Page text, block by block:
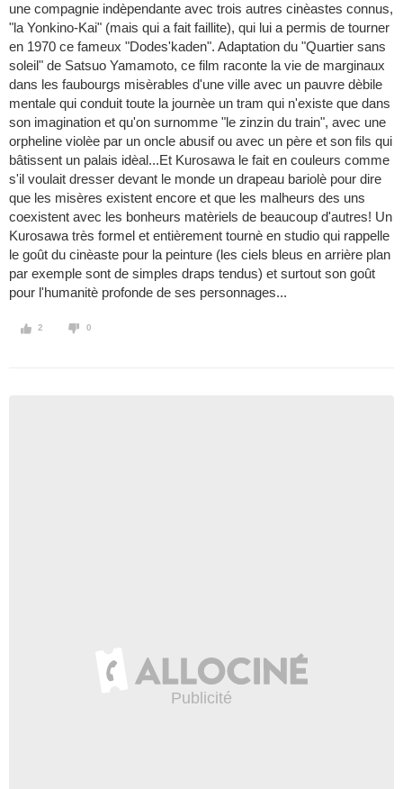
une compagnie indèpendante avec trois autres cinèastes connus,
"la Yonkino-Kai" (mais qui a fait faillite), qui lui a permis de tourner
en 1970 ce fameux "Dodes'kaden". Adaptation du "Quartier sans
soleil" de Satsuo Yamamoto, ce film raconte la vie de marginaux
dans les faubourgs misèrables d'une ville avec un pauvre dèbile
mentale qui conduit toute la journèe un tram qui n'existe que dans
son imagination et qu'on surnomme "le zinzin du train", avec une
orpheline violèe par un oncle abusif ou avec un père et son fils qui
bâtissent un palais idèal...Et Kurosawa le fait en couleurs comme
s'il voulait dresser devant le monde un drapeau bariolè pour dire
que les misères existent encore et que les malheurs des uns
coexistent avec les bonheurs matèriels de beaucoup d'autres! Un
Kurosawa très formel et entièrement tournè en studio qui rappelle
le goût du cinèaste pour la peinture (les ciels bleus en arrière plan
par exemple sont de simples draps tendus) et surtout son goût
pour l'humanitè profonde de ses personnages...
2 0